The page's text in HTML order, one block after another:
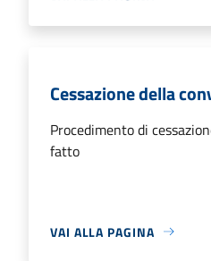
Cessazione della
Procedimento di
fatto
VAI ALLA PAGINA